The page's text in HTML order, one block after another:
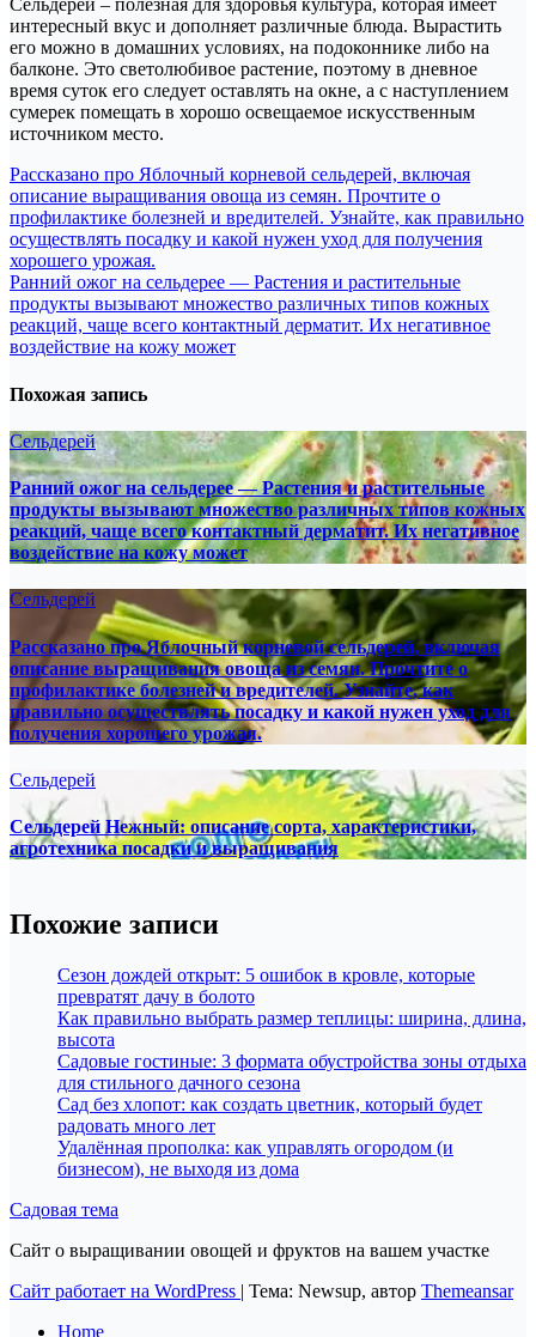
Сельдерей – полезная для здоровья культура, которая имеет
интересный вкус и дополняет различные блюда. Вырастить
его можно в домашних условиях, на подоконнике либо на
балконе. Это светолюбивое растение, поэтому в дневное
время суток его следует оставлять на окне, а с наступлением
сумерек помещать в хорошо освещаемое искусственным
источником место.
Навигация
по
записям
Рассказано про Яблочный корневой сельдерей, включая
описание выращивания овоща из семян. Прочтите о
профилактике болезней и вредителей. Узнайте, как правильно
осуществлять посадку и какой нужен уход для получения
хорошего урожая.
Ранний ожог на сельдерее — Растения и растительные
продукты вызывают множество различных типов кожных
реакций, чаще всего контактный дерматит. Их негативное
воздействие на кожу может
Похожая запись
Сельдерей
Ранний ожог на сельдерее — Растения и растительные
продукты вызывают множество различных типов кожных
реакций, чаще всего контактный дерматит. Их негативное
воздействие на кожу может
Сельдерей
Рассказано про Яблочный корневой сельдерей, включая
описание выращивания овоща из семян. Прочтите о
профилактике болезней и вредителей. Узнайте, как
правильно осуществлять посадку и какой нужен уход для
получения хорошего урожая.
Сельдерей
Сельдерей Нежный: описание сорта, характеристики,
агротехника посадки и выращивания
Похожие записи
Сезон дождей открыт: 5 ошибок в кровле, которые
превратят дачу в болото
Как правильно выбрать размер теплицы: ширина, длина,
высота
Садовые гостиные: 3 формата обустройства зоны отдыха
для стильного дачного сезона
Сад без хлопот: как создать цветник, который будет
радовать много лет
Удалённая прополка: как управлять огородом (и
бизнесом), не выходя из дома
Садовая тема
Сайт о выращивании овощей и фруктов на вашем участке
Сайт работает на WordPress | Тема: Newsup, автор Themeansar
Home